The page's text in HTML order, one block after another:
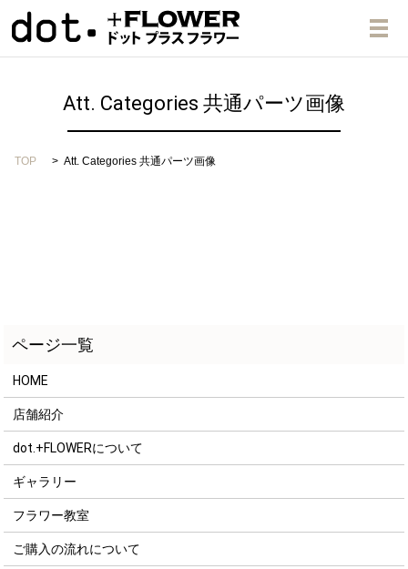
メ
Att. Categories 共通パーツ画像
TOP Att. Categories 共通パーツ画像
HOME
店舗紹介
dot.+FLOWERについて
ギャラリー
フラワー教室
ご購入の流れについて